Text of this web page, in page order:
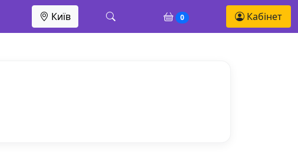
Київ 0 Кабінет